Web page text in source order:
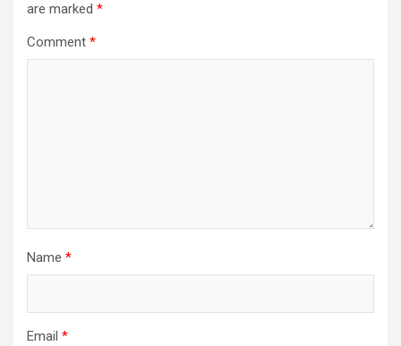
are marked *
Comment *
Name *
Email *